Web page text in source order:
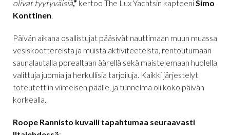
olivat tyytyväisiä,” kertoo The Lux Yachtsin kapteeniSimo
Konttinen.
Päivän aikana osallistujat pääsivät nauttimaan muun muassa
vesiskoottereista ja muista aktiviteeteista, rentoutumaan
saunalautalla porealtaan äärellä sekä maistelemaan huolella
valittuja juomia ja herkullisia tarjoiluja. Kaikki järjestelyt
toteutettiin viimeisen päälle, ja tunnelma oli koko päivän
korkealla.
Roope Rannisto kuvaili tapahtumaa seuraavasti